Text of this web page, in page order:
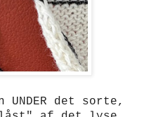
det sorte,